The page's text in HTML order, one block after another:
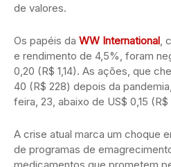
de valores.
Os papéis da WW International,
e rendimento de 4,5%, foram
0,20 (R$ 1,14). As ações, que
40 (R$ 228) depois da
feira, 23, abaixo de US$ 0,15
A crise atual marca um choque
de programas de